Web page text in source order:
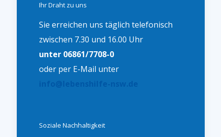
Ihr Draht zu uns
Sie erreichen uns täglich telefonisch
zwischen 7.30 und 16.00 Uhr
unter 06861/7708-0
oder per E-Mail unter
Soziale Nachhaltigkeit